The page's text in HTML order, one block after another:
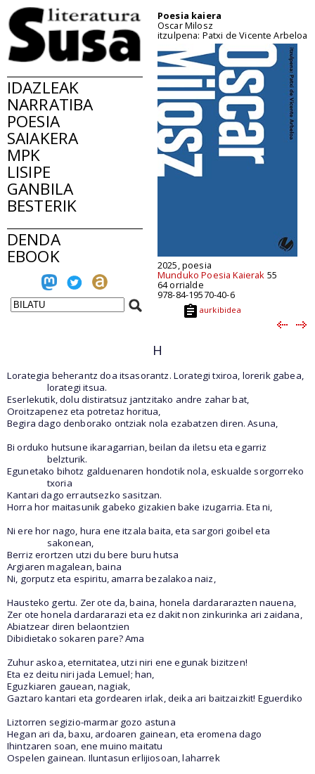
IDAZLEAK
NARRATIBA
POESIA
SAIAKERA
MPK
LISIPE
GANBILA
BESTERIK
DENDA
EBOOK
Poesia kaiera
Oscar Milosz
itzulpena: Patxi de Vicente Arbeloa
2025, poesia
Munduko Poesia Kaierak 55
64 orrialde
978-84-19570-40-6
aurkibidea
H
Lorategia beherantz doa itsasorantz. Lorategi txiroa, lorerik gabea,
lorategi itsua.
Eserlekutik, dolu distiratsuz jantzitako andre zahar bat,
Oroitzapenez eta potretaz horitua,
Begira dago denborako ontziak nola ezabatzen diren. Asuna,
Bi orduko hutsune ikaragarrian, beilan da iletsu eta egarriz
belzturik.
Egunetako bihotz galduenaren hondotik nola, eskualde sorgorreko
txoria
Kantari dago errautsezko sasitzan.
Horra hor maitasunik gabeko gizakien bake izugarria. Eta ni,
Ni ere hor nago, hura ene itzala baita, eta sargori goibel eta
sakonean,
Berriz erortzen utzi du bere buru hutsa
Argiaren magalean, baina
Ni, gorputz eta espiritu, amarra bezalakoa naiz,
Hausteko gertu. Zer ote da, baina, honela dardararazten nauena,
Zer ote honela dardararazi eta ez dakit non zinkurinka ari zaidana,
Abiatzear diren belaontzien
Dibidietako sokaren pare? Ama
Zuhur askoa, eternitatea, utzi niri ene egunak bizitzen!
Eta ez deitu niri jada Lemuel; han,
Eguzkiaren gauean, nagiak,
Gaztaro kantari eta gordearen irlak, deika ari baitzaizkit! Eguerdiko
Liztorren segizio-marmar gozo astuna
Hegan ari da, baxu, ardoaren gainean, eta eromena dago
Ihintzaren soan, ene muino maitatu
Ospelen gainean. Iluntasun erlijiosoan, laharrek